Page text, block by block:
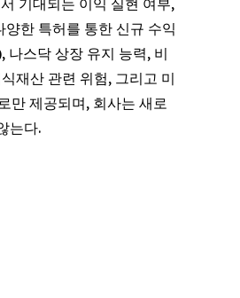
기대되는 이익 실현 여부,
한 특허를 통한 신규 수익
스닥 상장 유지 능력, 비
재산 관련 위험, 그리고 미
만 제공되며, 회사는 새로
는다.